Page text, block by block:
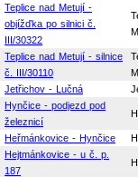
Teplice nad Metují -
objížďka po silnici č.
III/30322
Teplice nad Metují - silnice
č. III/30110
Jetřichov - Lučná
Hynčice - podjezd pod
železnicí
Heřmánkovice - Hynčice
Hejtmánkovice - u č. p.
187